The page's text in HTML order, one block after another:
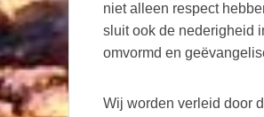
niet alleen respect
sluit ook de nederigheid
omvormd en
Wij worden verleid door